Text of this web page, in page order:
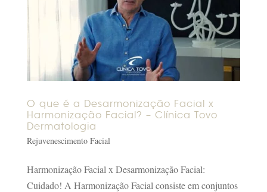
O que é a Desarmonização Facial x
Harmonização Facial? – Clínica Tovo
Dermatologia
Rejuvenescimento Facial
Harmonização Facial x Desarmonização Facial:
Cuidado! A Harmonização Facial consiste em conjuntos